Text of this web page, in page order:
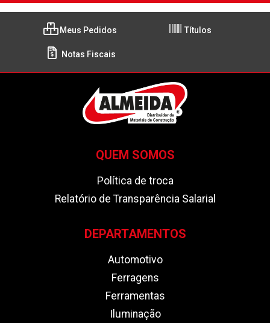
Meus Pedidos Títulos
Notas Fiscais
QUEM SOMOS
Política de troca
Relatório de Transparência Salarial
DEPARTAMENTOS
Automotivo
Ferragens
Ferramentas
Iluminação